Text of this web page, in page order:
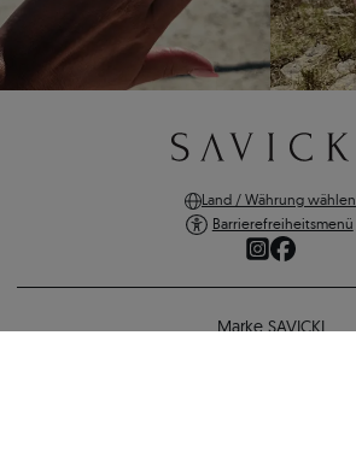
Land / Währung wählen
Barrierefreiheitsmenü
Marke SAVICKI